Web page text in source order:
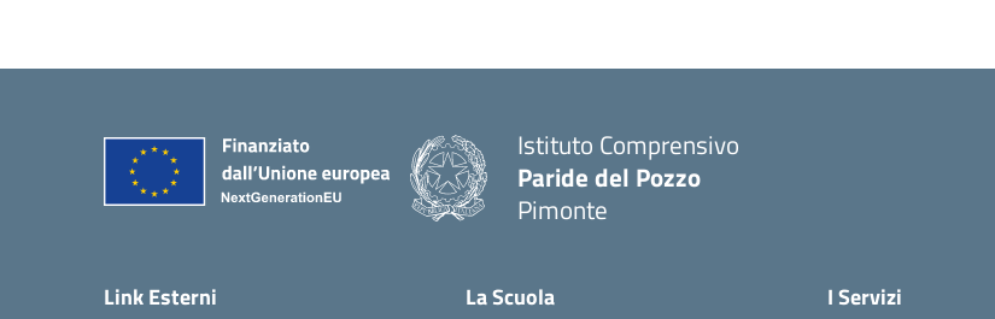
Istituto Comprensivo
Paride del Pozzo
Pimonte
Link Esterni La Scuola I Servizi